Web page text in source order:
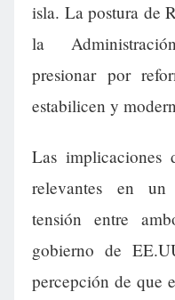
isla. La postura de
la
presionar por
estabilicen y
Las implicaciones
relevantes en
tensión entre
gobierno de
percepción de que